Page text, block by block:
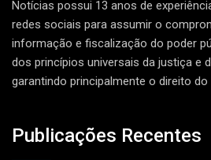
Notícias possui 13 anos de
redes sociais para assumir o
informação e fiscalização do poder
dos princípios universais da justiça e
garantindo principalmente o direito
Publicações Recentes